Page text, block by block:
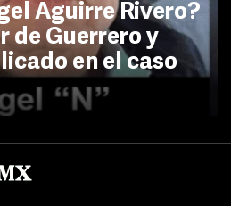
Aguirre Rivero?
de Guerrero y
en el caso